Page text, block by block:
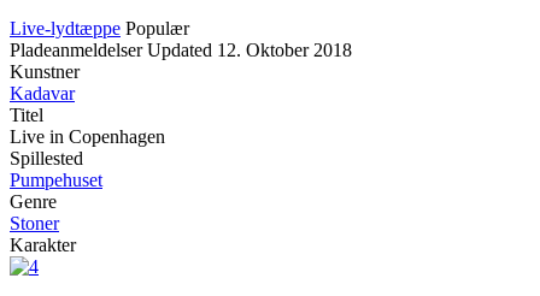
Live-lydtæppe Populær
Pladeanmeldelser Updated 12. Oktober 2018
Kunstner
Kadavar
Titel
Live in Copenhagen
Spillested
Pumpehuset
Genre
Stoner
Karakter